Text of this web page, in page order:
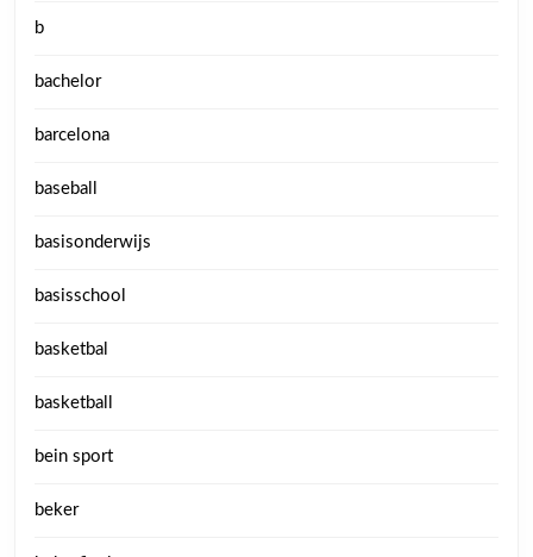
b
bachelor
barcelona
baseball
basisonderwijs
basisschool
basketbal
basketball
bein sport
beker